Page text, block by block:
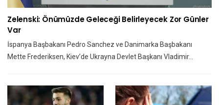
Zelenski: Önümüzde Geleceği Belirleyecek Zor Günler
Var
İspanya Başbakanı Pedro Sanchez ve Danimarka Başbakanı
Mette Frederiksen, Kiev’de Ukrayna Devlet Başkanı Vladimir…